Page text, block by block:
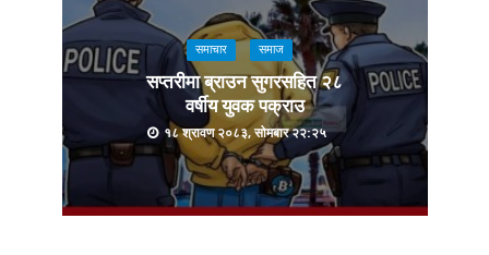
समाचार समाज
सप्तरीमा ब्राउन सुगरसहित २८
वर्षीय युवक पक्राउ
१८ श्रावण २०८३, सोमबार २२:२५